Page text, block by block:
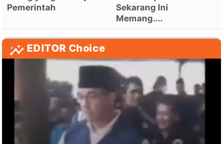
Pemerintah
Sekarang Ini
Memang....
EDITOR Choice